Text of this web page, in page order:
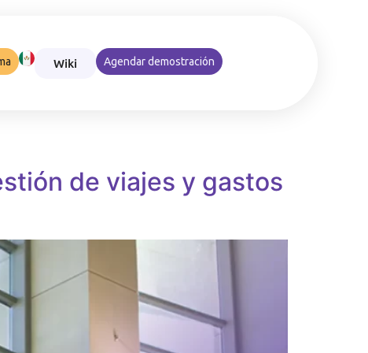
Wiki Agendar demostración
de viajes y gastos